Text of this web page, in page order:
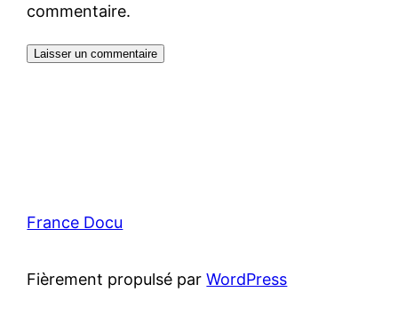
commentaire.
France Docu
Fièrement propulsé parWordPress